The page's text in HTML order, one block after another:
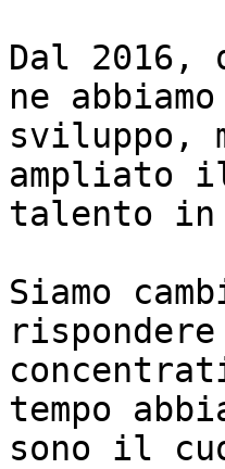
Dal 2016,
ne
sviluppo,
ampliato
talento in
Siamo
tempo
sono il